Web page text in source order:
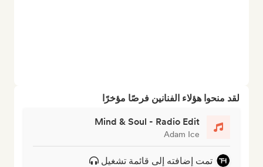
لقد منحوا هؤلاء الفنانين فرصًا مؤخرًا
Mind & Soul - Radio Edit
Adam Ice
تمت إضافته إلى قائمة تشغيل